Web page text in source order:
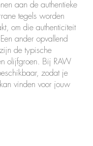
aan de authentieke
tegels worden
om die authenticiteit
ander opvallend
de typische
olijfgroen. Bij RAW
zodat je
vinden voor jouw